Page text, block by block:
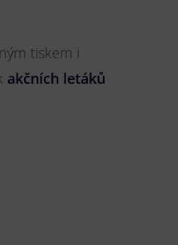
tiskem i
akčních letáků